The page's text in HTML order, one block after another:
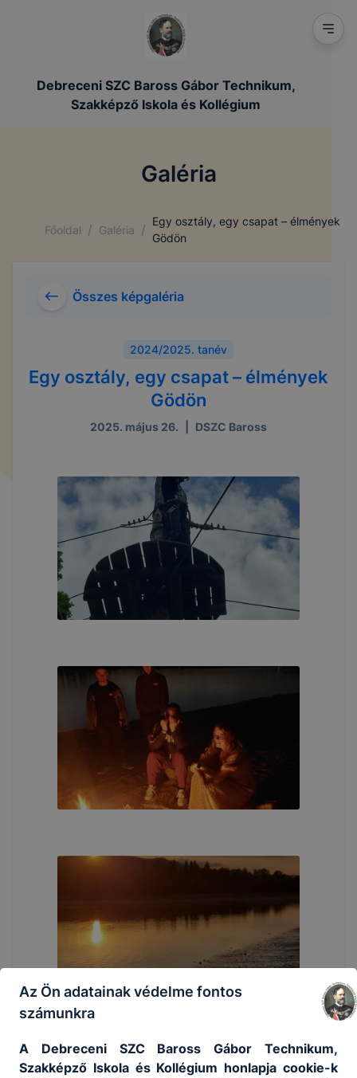
Debreceni SZC Baross Gábor Technikum,
Szakképző Iskola és Kollégium
Galéria
Főoldal / Galéria /
Egy osztály, egy csapat – élmények
Gödön
Összes képgaléria
2024/2025. tanév
Egy osztály, egy csapat – élmények
Gödön
2025. május 26. DSZC Baross
Az Ön adatainak védelme fontos
számunkra
A Debreceni SZC Baross Gábor Technikum,
Szakképző Iskola és Kollégium honlapja cookie-k